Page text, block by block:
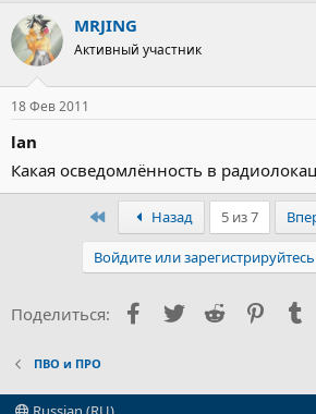
MRJING
Активный участник
18 Фев 2011
lan
Какая осведомлённость в
ПервыйНазад 5 из 7
Войдите или
Поделиться: Facebook
Twitter Reddit
ПВО и ПРО